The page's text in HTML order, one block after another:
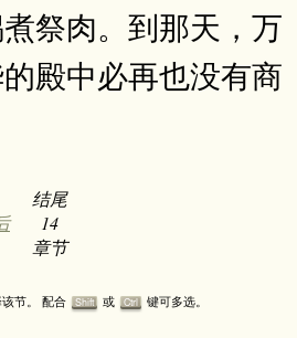
祭肉。到那天，万
殿中必再也没有商
结尾
14
章节
节。 配合 Shift 或 Ctrl 键可多选。